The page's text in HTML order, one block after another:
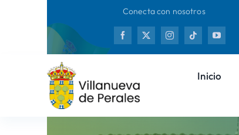
Conecta con nosotros
Inicio